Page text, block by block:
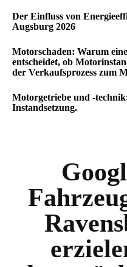
Der Einfluss von
Augsburg 2026
Motorschaden: Warum
entscheidet, ob
der Verkaufsprozess zum
Motorgetriebe und -
Instandsetzung.